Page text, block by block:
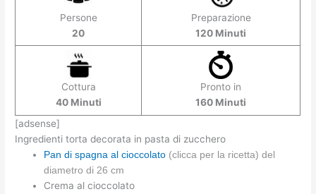
Persone
20
Preparazione
120 Minuti
Cottura
40 Minuti
Pronto in
160 Minuti
[adsense]
Ingredienti torta decorata in pasta di zucchero
Pan di spagna al cioccolato (clicca per la ricetta) del
diametro di 26 cm
Crema al cioccolato